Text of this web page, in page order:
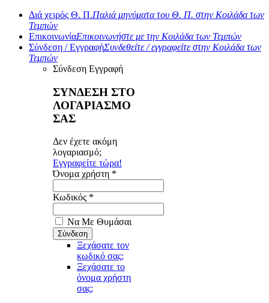
Διά χειρός Θ. Π.Παλιά μηνύματα του Θ. Π. στην Κοιλάδα των
Τεμπών
ΕπικοινωνίαΕπικοινωνήστε με την Κοιλάδα των Τεμπών
Σύνδεση / ΕγγραφήΣυνδεθείτε / εγγραφείτε στην Κοιλάδα των
Τεμπών
Σύνδεση Εγγραφή
ΣΥΝΔΕΣΗ ΣΤΟ
ΛΟΓΑΡΙΑΣΜΟ
ΣΑΣ
Δεν έχετε ακόμη
λογαριασμό;
Εγγραφείτε τώρα!
Όνομα χρήστη *
Κωδικός *
Να Με Θυμάσαι
Ξεχάσατε τον
κωδικό σας;
Ξεχάσατε το
όνομα χρήστη
σας;